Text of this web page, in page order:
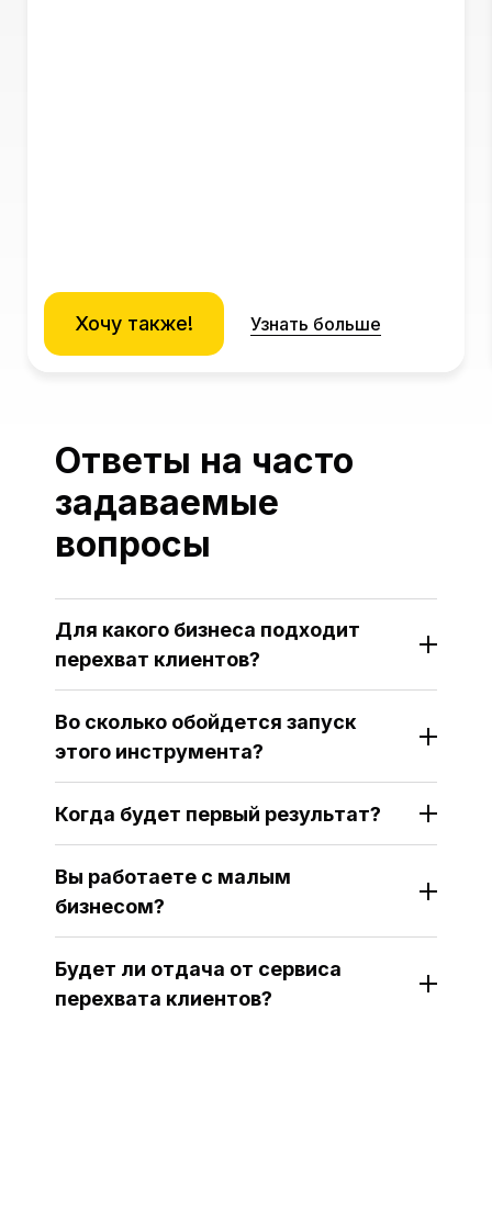
Хочу также! Узнать больше
Ответы на часто
задаваемые
вопросы
Для какого бизнеса подходит
перехват клиентов?
Во сколько обойдется запуск
этого инструмента?
Когда будет первый результат?
Вы работаете с малым
бизнесом?
Будет ли отдача от сервиса
перехвата клиентов?